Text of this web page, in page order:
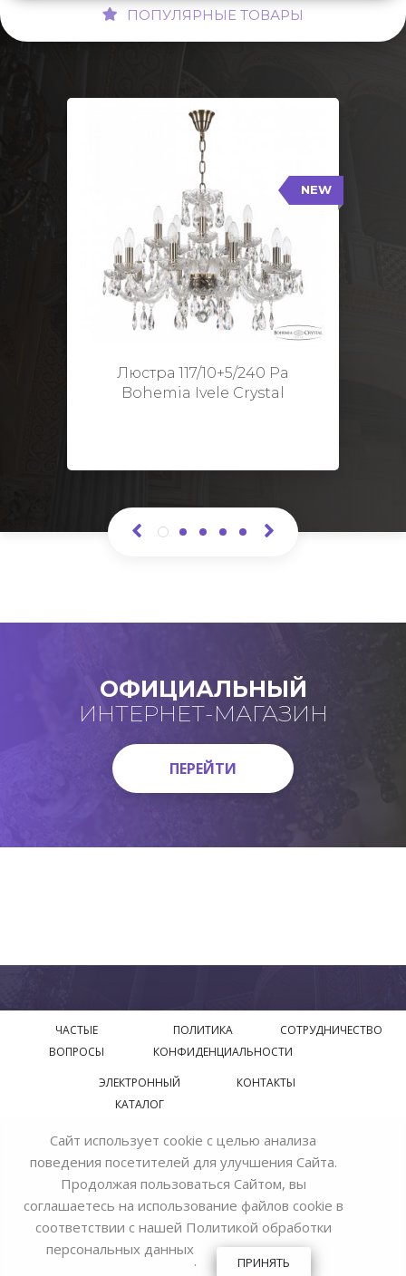
ПОПУЛЯРНЫЕ ТОВАРЫ
NEW
Люстра 117/10+5/240 Pa
Bohemia Ivele Crystal
117/10+5/240 Pa
Тип: Стеклянный рожок
Цвет арматуры: Патина/
Кол-во ламп: 15
Диаметр: 70 см
ОФИЦИАЛЬНЫЙ
ИНТЕРНЕТ-МАГАЗИН
ПЕРЕЙТИ
ПЕРЕЙТИ
ЧАСТЫЕ
ВОПРОСЫ
ПОЛИТИКА
КОНФИДЕНЦИАЛЬНОСТИ
СОТРУДНИЧЕСТВО
ЭЛЕКТРОННЫЙ
КАТАЛОГ
КОНТАКТЫ
© 2018—2026 Официальный сайт завода производителя
Bohemia Ivele Crystal
Сайт использует cookie с целью анализа
поведения посетителей для улучшения Сайта.
Продолжая пользоваться Сайтом, вы
соглашаетесь на использование файлов cookie в
соответствии с нашей Политикой обработки
персональных данных
. ПРИНЯТЬ